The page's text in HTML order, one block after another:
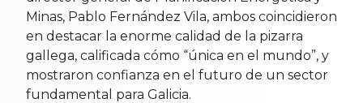
Minas, Pablo Fernández Vila, ambos coincidieron
en destacar la enorme calidad de la pizarra
gallega, calificada cómo “única en el mundo”, y
mostraron confianza en el futuro de un sector
fundamental para Galicia.